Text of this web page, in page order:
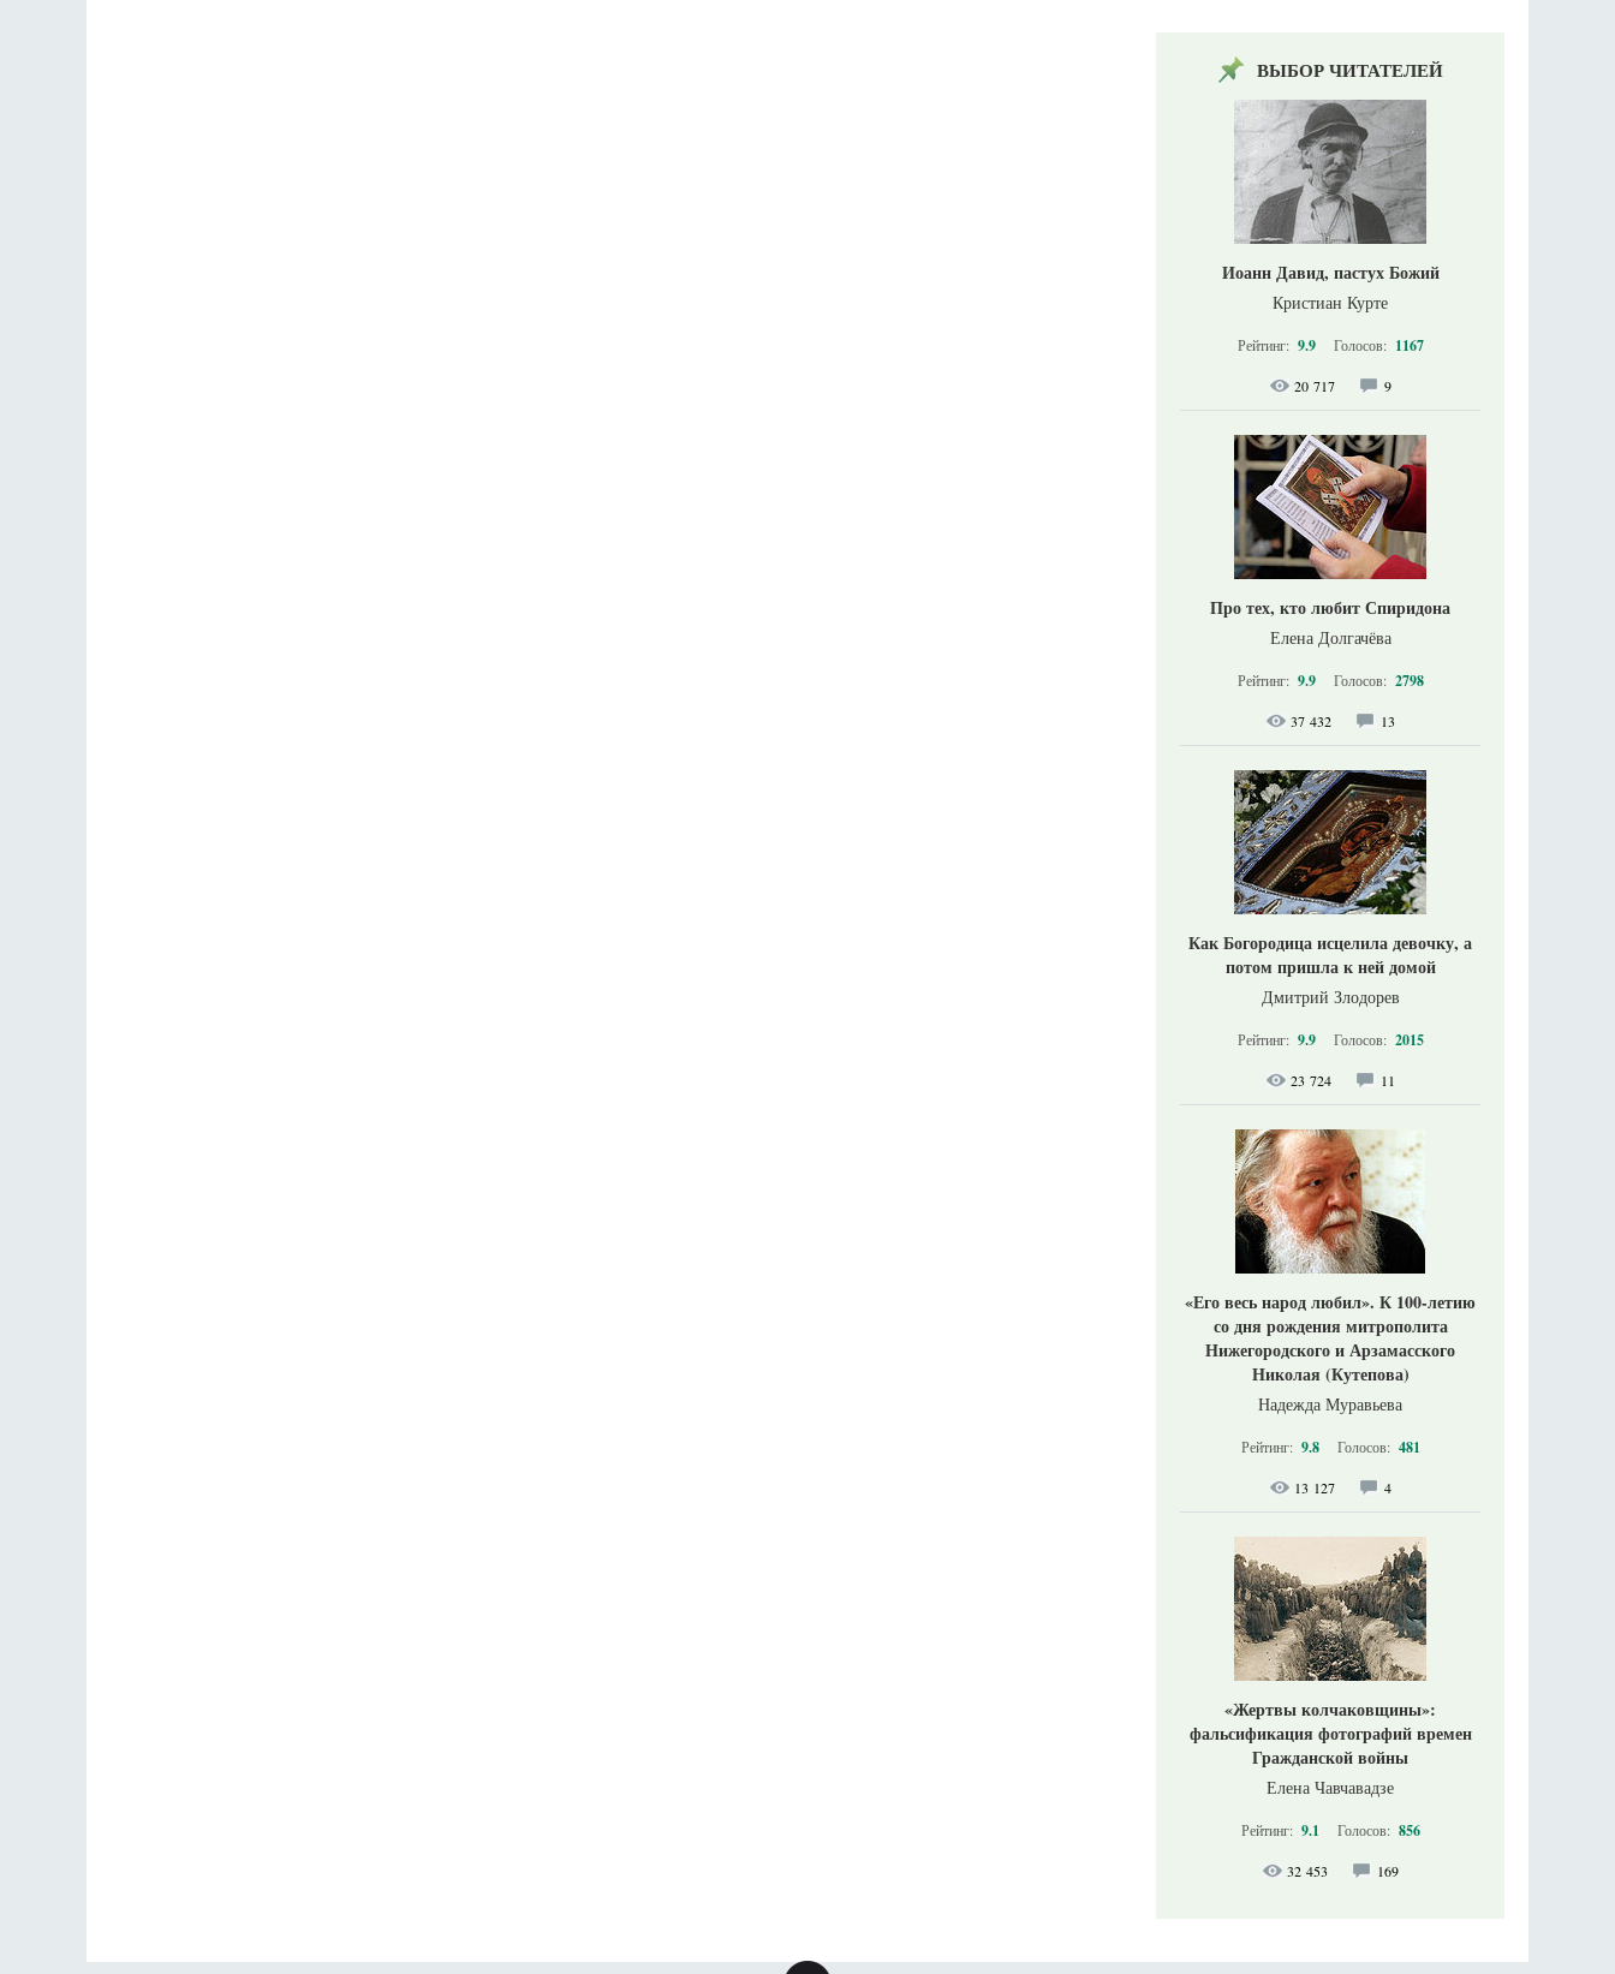
ВЫБОР ЧИТАТЕЛЕЙ
Иоанн Давид, пастух Божий
Кристиан Курте
Рейтинг: 9.9 Голосов: 1167
20 717 9
Про тех, кто любит Спиридона
Елена Долгачёва
Рейтинг: 9.9 Голосов: 2798
37 432 13
Как Богородица исцелила девочку, а
потом пришла к ней домой
Дмитрий Злодорев
Рейтинг: 9.9 Голосов: 2015
23 724 11
«Его весь народ любил». К 100-летию
со дня рождения митрополита
Нижегородского и Арзамасского
Николая (Кутепова)
Надежда Муравьева
Рейтинг: 9.8 Голосов: 481
13 127 4
«Жертвы колчаковщины»:
фальсификация фотографий времен
Гражданской войны
Елена Чавчавадзе
Рейтинг: 9.1 Голосов: 856
32 453 169